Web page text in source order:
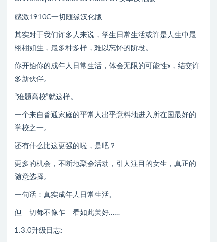
感激1910C一切随缘汉化版
其实对于我们许多人来说，学生日常生活或许是人生中最
栩栩如生，最多种多样，难以忘怀的阶段。
你开始你的成年人日常生活，体会无限的可能性x，结交许
多新伙伴。
“难题高校”就这样。
一个来自普通家庭的平常人出乎意料地进入所在国最好的
学校之一。
还有什么比这更强的啦，是吧？
更多的机会，不断地聚会活动，引人注目的女生，真正的
随意选择。
一句话：真实成年人日常生活。
但一切都不像乍一看如此美好……
1.3.0升级日志: